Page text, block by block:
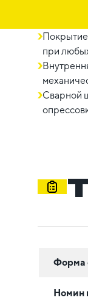
Покрытие
при
Сварной
Форма
Номин